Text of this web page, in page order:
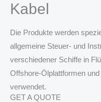
Kabel
Die Produkte werden
allgemeine Steuer- und
verschiedener Schiffe in
Offshore-Ölplattformen
verwendet.
GET A QUOTE